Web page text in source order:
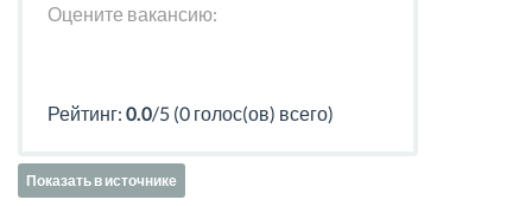
Оцените вакансию:
Рейтинг: 0.0/5 (0 голос(ов) всего)
Показать в источнике